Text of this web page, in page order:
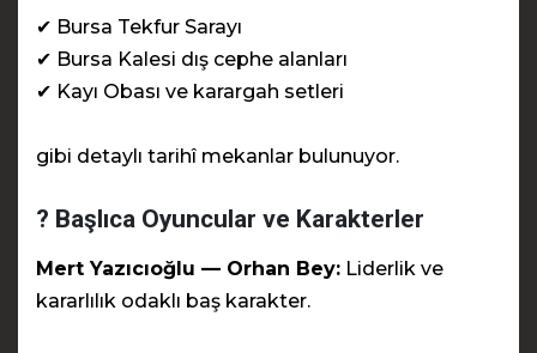
✔ Bursa Tekfur Sarayı
✔ Bursa Kalesi dış cephe alanları
✔ Kayı Obası ve karargah setleri
gibi detaylı tarihî mekanlar bulunuyor.
? Başlıca Oyuncular ve Karakterler
Mert Yazıcıoğlu — Orhan Bey: Liderlik ve
kararlılık odaklı baş karakter.